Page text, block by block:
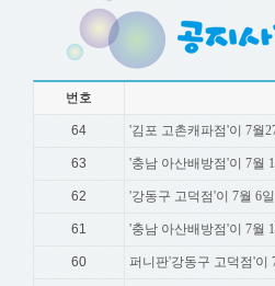
번호
64 '김포 고촌캐파점'이 7월
63 '충남 아산배방점'이 7월
62 '강동구 고덕점'이 7월 6
61 '충남 아산배방점'이 7월
60 퍼니판'강동구 고덕점'이